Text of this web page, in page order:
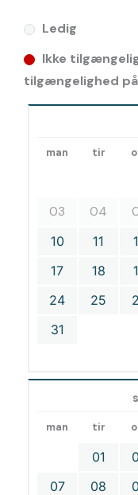
Ledig
Ikke
tilgængelighed
man tir
03
04
10 11
17
18
24
25
31
man tir
01
07
08